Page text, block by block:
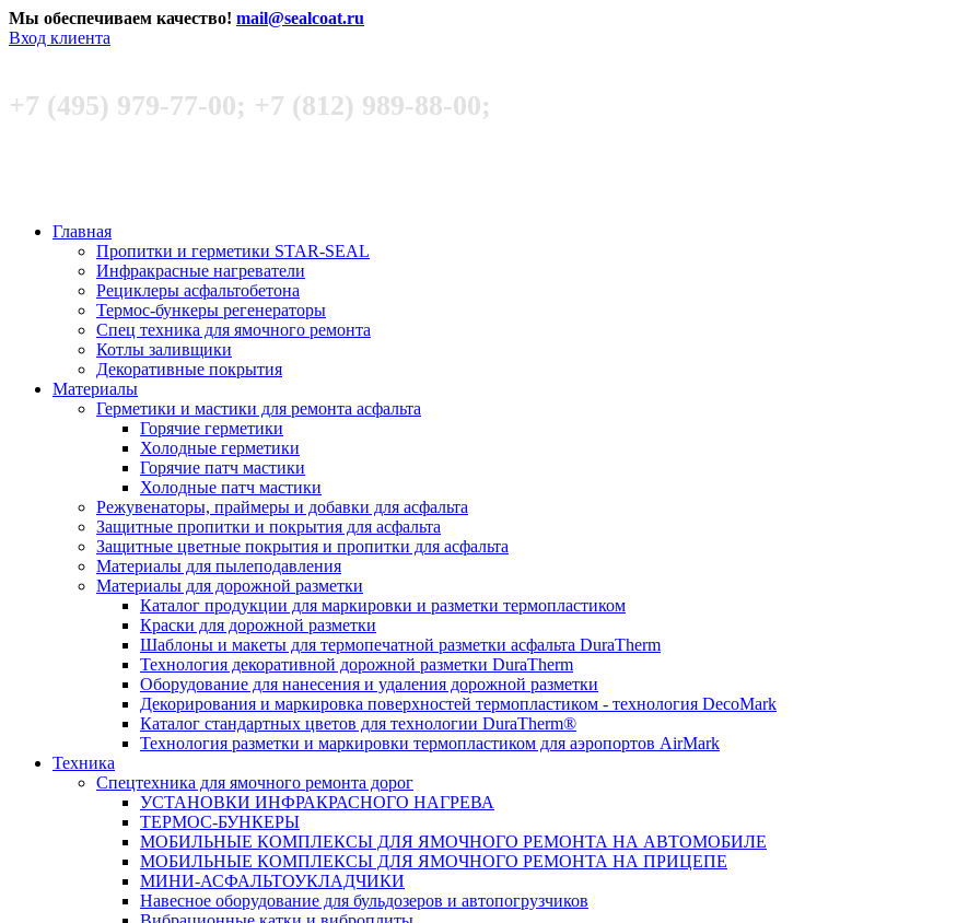
Мы обеспечиваем качество! mail@sealcoat.ru
Вход клиента
+7 (495) 979-77-00; +7 (812) 989-88-00;
Главная
Пропитки и герметики STAR-SEAL
Инфракрасные нагреватели
Рециклеры асфальтобетона
Термос-бункеры регенераторы
Спец техника для ямочного ремонта
Котлы заливщики
Декоративные покрытия
Материалы
Герметики и мастики для ремонта асфальта
Горячие герметики
Холодные герметики
Горячие патч мастики
Холодные патч мастики
Режувенаторы, праймеры и добавки для асфальта
Защитные пропитки и покрытия для асфальта
Защитные цветные покрытия и пропитки для асфальта
Материалы для пылеподавления
Материалы для дорожной разметки
Каталог продукции для маркировки и разметки термопластиком
Краски для дорожной разметки
Шаблоны и макеты для термопечатной разметки асфальта DuraTherm
Технология декоративной дорожной разметки DuraTherm
Оборудование для нанесения и удаления дорожной разметки
Декорирования и маркировка поверхностей термопластиком - технология DecoMark
Каталог стандартных цветов для технологии DuraTherm®
Технология разметки и маркировки термопластиком для аэропортов AirMark
Техника
Спецтехника для ямочного ремонта дорог
УСТАНОВКИ ИНФРАКРАСНОГО НАГРЕВА
ТЕРМОС-БУНКЕРЫ
МОБИЛЬНЫЕ КОМПЛЕКСЫ ДЛЯ ЯМОЧНОГО РЕМОНТА НА АВТОМОБИЛЕ
МОБИЛЬНЫЕ КОМПЛЕКСЫ ДЛЯ ЯМОЧНОГО РЕМОНТА НА ПРИЦЕПЕ
МИНИ-АСФАЛЬТОУКЛАДЧИКИ
Навесное оборудование для бульдозеров и автопогрузчиков